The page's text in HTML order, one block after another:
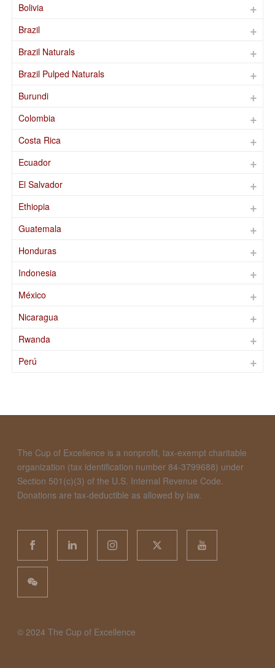
Bolivia
Brazil
Brazil Naturals
Brazil Pulped Naturals
Burundi
Colombia
Costa Rica
Ecuador
El Salvador
Ethiopia
Guatemala
Honduras
Indonesia
México
Nicaragua
Rwanda
Perú
The Cup of Excellence is a nonprofit, tax-exempt charitable
organization (tax identification number 84-3799688) under
Section 501(c)(3) of the U.S. Internal Revenue Code.
Donations are tax-deductible as allowed by law.
©️ 2024 The Cup of Excellence